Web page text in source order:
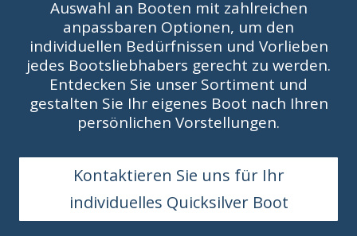
Auswahl an Booten mit zahlreichen
anpassbaren Optionen, um den
individuellen Bedürfnissen und Vorlieben
jedes Bootsliebhabers gerecht zu werden.
Entdecken Sie unser Sortiment und
gestalten Sie Ihr eigenes Boot nach Ihren
persönlichen Vorstellungen.
Kontaktieren Sie uns für Ihr
individuelles Quicksilver Boot